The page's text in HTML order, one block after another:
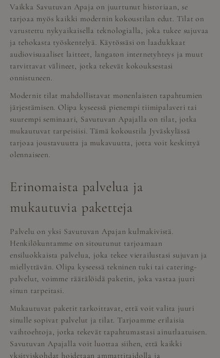
Vaikka Savutuvan Apaja on juurtunut historiaan, se
tarjoaa myös kaikki modernin kokoustilan edut. Tilat on
varustettu nykyaikaisella teknologialla, joka tukee sujuvaa
ja tehokasta työskentelyä. Käytössäsi on laadukkaat
audiovisuaaliset laitteet, langaton internetyhteys ja muut
tarvittavat välineet, jotka tekevät kokouksestasi
onnistuneen.
Modernit tilat mahdollistavat monenlaisten tapahtumien
järjestämisen. Olipa kyseessä pienempi tiimipalaveri tai
suurempi seminaari, Savutuvan Apajalla on tilat, jotka
mukautuvat tarpeisiisi. Tämä kokoustila Jyväskylässä
tarjoaa joustavuutta ja mukavuutta, jotta voit keskittyä
olennaiseen.
Erinomaista palvelua ja
mukautuvia paketteja
Palvelu on yksi Savutuvan Apajan kulmakivistä.
Henkilökuntamme on sitoutunut tarjoamaan
ensiluokkaista palvelua, joka tekee vierailustasi sujuvan ja
miellyttävän. Olipa kyseessä tekninen tuki tai catering-
palvelut, voimme räätälöidä paketin, joka vastaa juuri
sinun tarpeitasi.
Mukautuvat paketit tarkoittavat, että voit valita juuri
sinulle sopivat palvelut ja tilat. Tarjoamme erilaisia
vaihtoehtoja, jotka tekevät tapahtumastasi ainutlaatuisen.
Savutuvan Apajalla voit luottaa siihen, että kaikki
yksityiskohdat hoidetaan ammattitaidolla ja